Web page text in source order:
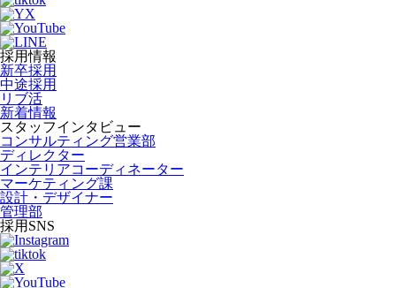
採用情報
新卒採用
中途採用
リブ活
新着情報
スタッフインタビュー
コンサルティング営業部
ディレクター
インテリアコーディネーター
マーケティング課
設計・デザイナー
管理部
採用SNS